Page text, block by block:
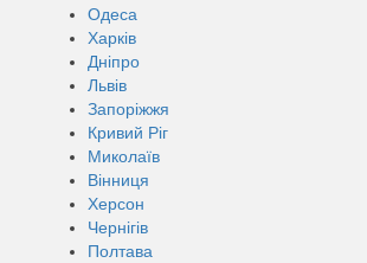
Одеса
Харків
Дніпро
Львів
Запоріжжя
Кривий Ріг
Миколаїв
Вінниця
Херсон
Чернігів
Полтава